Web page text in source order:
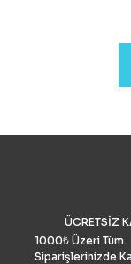
ÜCRETSİZ
1000₺ Üzeri Tüm
Siparişlerinizde